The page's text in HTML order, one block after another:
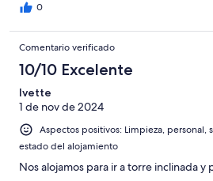
0
Comentario verificado
10/10 Excelente
Ivette
1 de nov de 2024
Aspectos positivos: Limpieza, personal,
estado del alojamiento
Nos alojamos para ir a torre inclinada y